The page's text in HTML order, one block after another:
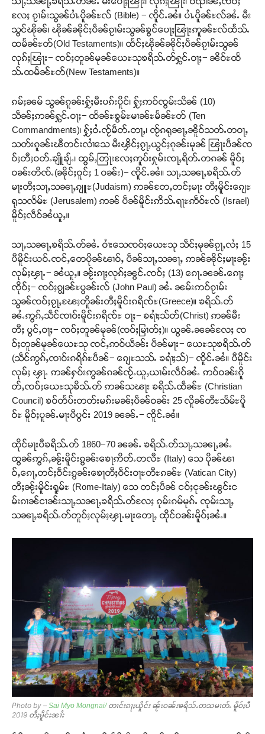
လႄႈ ၵႂၢမ်းသွၼ်ပၢႆႉပိူၼ်ႊလ် (Bible) − ၸိူင်ႉၼႆ။ ပၢႆႉပိူၼ်ႊလ်ၼႆႉ မီး
သွင်ၽိုၼ်၊ ၽိုၼ်ၼိုင်ႈပဵၼ်ၵႂၢမ်းသွၼ်ၶွင်ပေႃႈၽြႃးဢူၼ်ႊလ်ထႅသ်ႉ
ထမႅၼ်ႊတ်(Old Testaments)။ ထႅင်ႈၽိုၼ်ၼိုင်ႈပဵၼ်ၵႂၢမ်းသွၼ်
လုၵ်ႈၽြႃး− ၸဝ်ႈတူၼ်မုၼ်ယေႊသုၶရိသ်ႉတ်ႁွင်ႉဝႃႈ− ၼိဝ်ႊထႅ
သ်ႉထမႅၼ်ႊတ်(New Testaments)။
ၵမ်ႈၼမ် သွၼ်ၵူၼ်းႁႂ်ႈမီးပၵ်းပိူင်၊ ႁႂ်ႈဢဝ်ၸွမ်းသိၼ် (10)
သဵၼ်ႈဢၼ်ႁွင်ႉဝႃႈ− ထႅၼ်ႊၶွမ်ႊမၢၼ်ႊမႅၼ်ႊတ် (Ten
Commandments)၊ ႁႂ်ႈဝႆႉၸႂ်မဵတ်ႉတႃႇ၊ ၸႂ်ၵရုၼႃႇၼိူဝ်သတ်ႉတဝႃႇ
သတ်းၵူၼ်းၽီတင်းလၢႆသေ မီးၾိင်ႈၵႂႃႇယွင်ႈၵုၼ်းမုၼ် ၽြႃးပဵၼ်ၸ
ဝ်ႈတီႈဝတ်ႉၶျိူၶျ်ႉ၊ ထွမ်ႇတြႃးလႄႈဢူပ်းႁုမ်းၸႃႇရိတ်ႉတၵၼ် မိူဝ်ႈ
ဝၼ်းတိၸ်ႉ(ၼိုင်ႈဝူင်ႈ 1 ဝၼ်း)− ၸိူင်ႉၼႆ။ သႃႇသၼႃႇၶရိသ်ႉတ်
မႃးတီႈသႃႇသၼႃႇၵျူႊ(Judaism) ဢၼ်တႄႇတင်ႈမႃး တီႈမိူင်းၵျေႊ
ရုသလႅမ်ႊ (Jerusalem) ဢၼ် ပဵၼ်မိူင်းဢိသ်ႉရႃႊဢဵဝ်ႊလ် (Israel)
မိူဝ်ႈလဵဝ်ၼႆယူႇ။
သႃႇသၼႃႇၶရိသ်ႉတ်ၼႆႉ ဝၢႆးသေၸဝ်ႈယေႊသု သဵင်ႈမုၼ်ၵႂႃႇလႆႈ 15
ပီမိူင်းယဝ်ႉၸင်ႇတေပိုၼ်ၽၢဝ်ႇ ပဵၼ်သႃႇသၼႃႇ ဢၼ်ၼိုင်ႈမႃးၼႂ်း
လုမ်ႈၾႃႉ− ၼႆယူႇ။ ၼႂ်းၵႃႈလုၵ်ႈၼွင်ႉၸဝ်ႈ (13) ၵေႃႉၼၼ်ႉၵေႃႈ
ၸိုဝ်ႈ− ၸဝ်ႈၵျွၼ်ႊပွၼ်းလ် (John Paul) ၼႆႉ ၼမ်းဢဝ်ၵႂၢမ်း
သွၼ်ၸဝ်ႈၵႂႃႇၽႄႈတိူၼ်းတီႈမိူင်းၵရိၸ်ႊ(Greece)။ ၶရိသ်ႉတ်
ၼႆႉဢွၵ်ႇသဵင်ၸၢဝ်းမိူင်းၵရိၸ်ႊ ဝႃႈ− ၶရၢႆႈသ်တ်(Christ) ဢၼ်မီး
တီႈ ပွင်ႇဝႃႈ− ၸဝ်ႈတူၼ်မုၼ်(ၸဝ်ႈမြၢတ်ႈ)။ ယွၼ်ႉၼၼ်လႄႈ ၸ
ဝ်ႈတူၼ်မုၼ်ယေႊသု ၸင်ႇဢဝ်ယဵၼ်း ပဵၼ်မႃး− ယေႊသုၶရိသ်ႉတ်
(သဵင်ဢွၵ်ႇၸၢဝ်းၵရိၵ်ႊပဵၼ်− ၵျေႊသသ်ႉ ၶရၢႆႈသ်)− ၸိူင်ႉၼႆ။ ပီမိူင်း
လုမ်ႈ ၾႃႉ ဢၼ်ႁဝ်းဢွၼ်ၵၼ်ၸႂ်ႉယူႇယၢမ်းလဵဝ်ၼႆႉ ဢဝ်ဝၼ်းၵိူ
တ်ႇၸဝ်ႈယေႊသုၶိသ်ႉတ် ဢၼ်သၽႃး ၶရိသ်ႉထဵၼ်ႊ (Christian
Council) ၶဝ်တႅပ်းတတ်းမၵ်းမၼ်ႈပဵၼ်ဝၼ်း 25 လိူၼ်တီႊသႅမ်ႊပိူ
ဝ်ႊ မိူဝ်ႈပူၼ်ႉမႃးပီပွင်း 2019 ၼၼ်ႉ− ၸိူင်ႉၼႆ။
ထိုင်မႃးပီၶရိသ်ႉတ် 1860−70 ၼၼ်ႉ ၶရိသ်ႉတ်သႃႇသၼႃႇၼႆႉ
ထွၼ်ဢွၵ်ႇၼႂ်းမိူင်းၵွၼ်းၶေႃဢိတ်ႉတလီႊ (Italy) သေ ပိုၼ်ၽၢ
ဝ်ႇၵေႃႇတင်ႈဝဵင်းၵွၼ်းၶေႃတီႈဝဵင်းဝႃႊတီႊၵၼ်ႊ (Vatican City)
တီႈၼႂ်းမိူင်းရူမ်ႊ (Rome-Italy) သေ တင်ႈပဵၼ် ငဝ်ႈငုၼ်းၽွင်းင
မ်းၵၢၼ်ငၢၼ်းသႃႇသၼႃႇၶရိသ်ႉတ်လႄႈ ၵုမ်းၵမ်မုၵ်ႉ ၸုမ်းသႃႇ
သၼႃႇၶရိသ်ႉတ်တူဝ်ႈလုမ်ႈၾႃႉမႃးတေႃႇ ထိုင်ဝၼ်းမိူဝ်ႈၼႆႉ။
Photo by – Sai Myo Mongnai/တၢင်းၵႃႈယိူင်း ၼႂ်းဝၼ်းၶရိသ်ႉတသမၢတ်ႉ မိူဝ်ႈပီ
2019 တီႈမိူင်းၼၢႆး